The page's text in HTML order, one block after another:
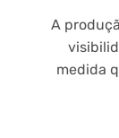
A
medida